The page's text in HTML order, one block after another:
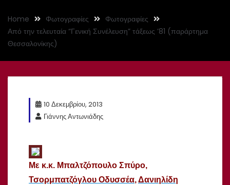
Home Φωτογραφίες
Φωτογραφίες
Από την τελευταία “Γενική Συνέλευση” τάξεως ’81 (παράρτημα
Θεσσαλονίκης)
10 Δεκεμβρίου, 2013
Γιάννης Αντωνιάδης
Με κ.κ. Μπαλτζόπουλο Σπύρο,
Τσορμπατζόγλου Οδυσσέα,Δανιηλίδη